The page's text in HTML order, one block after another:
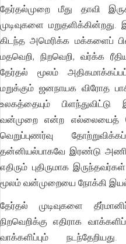
தேர்தல்முறை மீது தாவி
முடிவுகளை மறுதளிக்கின்றது.
கிடந்த அமெரிக்க மக்களைப்
மதவெறி, நிறவெறி, வர்க்க
தேர்தல் மூலம்
மறுக்கும் ஜனநாயக விரோத
உலகத்தையும் பிளந்துவிட்டு
வன்முறை என்ற எல்லையைத்
வெறுப்புணர்வு
தன்னியல்பாகவே இரண்டு
எதிரும் புதிருமாக
மூலம் வன்முறையை நோக்கி
தேர்தல் முடிவுகளை
நிறவெறிக்கு எதிராக
வாக்களிப்பும்